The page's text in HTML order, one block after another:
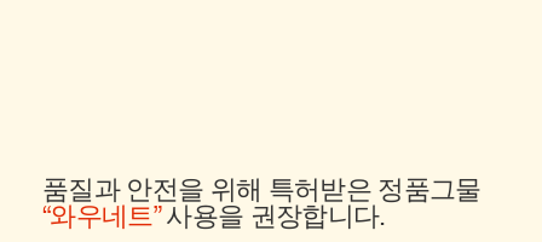
품질과 안전을 위해 특허받은 정품그물
“와우네트”사용을 권장합니다.